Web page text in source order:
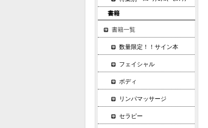
書籍
書籍一覧
数量限定！！サイン本
フェイシャル
ボディ
リンパマッサージ
セラピー